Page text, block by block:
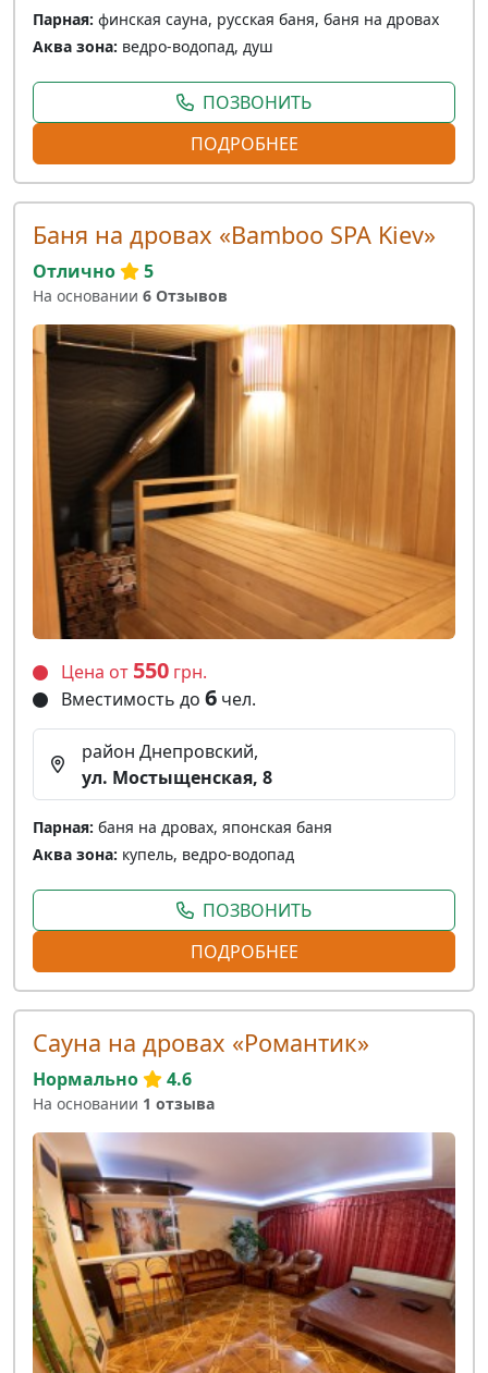
Парная: финская сауна, русская баня, баня на дровах
Аква зона: ведро-водопад, душ
ПОЗВОНИТЬ
ПОДРОБНЕЕ
Баня на дровах «Bamboo SPA Kiev»
Отлично 5
На основании 6 Отзывов
Цена от 550 грн.
Вместимость до 6 чел.
район Днепровский,
ул. Мостыщенская, 8
Парная: баня на дровах, японская баня
Аква зона: купель, ведро-водопад
ПОЗВОНИТЬ
ПОДРОБНЕЕ
Сауна на дровах «Романтик»
Нормально 4.6
На основании 1 отзыва